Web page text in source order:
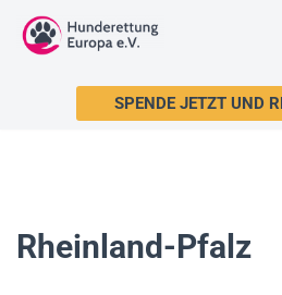
Zum
SPENDE JETZT UND
Rheinland-Pfalz